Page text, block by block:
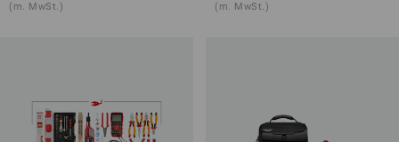
(m. MwSt.) (m. MwSt.)